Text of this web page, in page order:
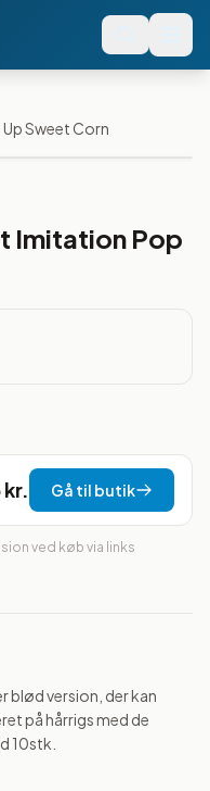
Sweet Corn
Imitation Pop
kr. Gå til butik
ved køb via links
blød version, der kan
på hårrigs med de
10stk.